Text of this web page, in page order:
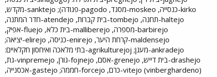
kirko-כנסייה, moskeo-מסגד, pagodo-פגודה); sanktejo-מקדש,
haltejo-תחנה, tombejo-בית קברות, atendejo-חדר המתנה,
barbirejo-מספרה, malliberejo-בית כלא, fluejo-אפיק,
maldensejo-קרחת היער, enirejo-כניסה, elirejo-יציאה;
ankradejo-מעגן; agrikulturejoj-בתי מלאכה ואיחסון חקלאיים:
drashejo-בית דייש, grenejo-אסם, fojnejo-גורן, vinpremejo-גת,
vitejo (vinberghardeno)-כרם, forcejo-חממה; gastejo-אכסנייה,